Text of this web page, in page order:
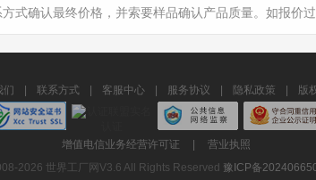
式确认最终价格，并索要样品确认产品质量。如报价
们 联系方式 客服中心 服务协议 隐私政策 版
增值电信业务经营许可证
营业执照
2026 世界工厂网V3.6 All Rights Reserved 豫ICP备